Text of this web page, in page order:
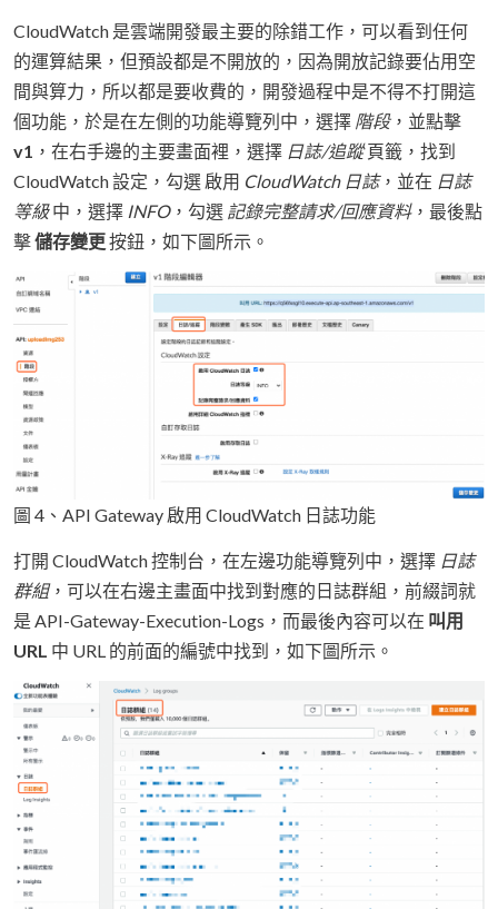
CloudWatch 是雲端開發最主要的除錯工作，可以看到任何
的運算結果，但預設都是不開放的，因為開放記錄要佔用空
間與算力，所以都是要收費的，開發過程中是不得不打開這
個功能，於是在左側的功能導覽列中，選擇 階段，並點擊
v1 ，在右手邊的主要畫面裡，選擇 日誌/追蹤頁籤，找到
CloudWatch 設定，勾選 啟用 CloudWatch 日誌，並在 日誌
等級中，選擇 INFO，勾選 記錄完整請求/回應資料，最後點
擊儲存變更按鈕，如下圖所示。
圖 4、API Gateway 啟用 CloudWatch 日誌功能
打開 CloudWatch 控制台，在左邊功能導覽列中，選擇 日誌
群組，可以在右邊主畫面中找到對應的日誌群組，前綴詞就
是 API-Gateway-Execution-Logs，而最後內容可以在 叫用
URL 中 URL 的前面的編號中找到，如下圖所示。